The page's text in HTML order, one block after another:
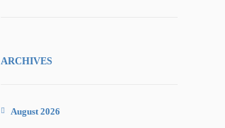
ARCHIVES
August 2026